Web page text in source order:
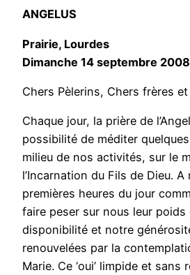
ANGELUS
Prairie, Lourdes
Dimanche 14 septembre 2008
Chers Pèlerins, Chers frères
Chaque jour, la prière de
possibilité de méditer
milieu de nos activités, sur le
l’Incarnation du Fils de Dieu.
premières heures du jour
faire peser sur nous leur
disponibilité et notre
renouvelées par la
Marie. Ce ‘oui’ limpide et sans